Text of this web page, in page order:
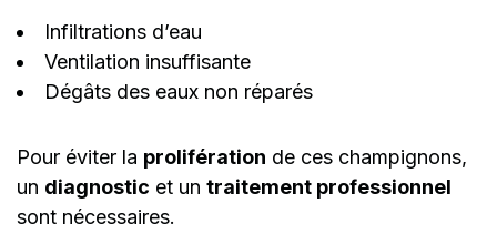
Infiltrations d’eau
Ventilation insuffisante
Dégâts des eaux non réparés
Pour éviter la prolifération de ces champignons,
un diagnostic et un traitement professionnel
sont nécessaires.